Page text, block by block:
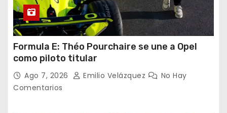
Formula E: Théo Pourchaire se une a Opel
como piloto titular
Ago 7, 2026 Emilio Velázquez
No Hay
Comentarios